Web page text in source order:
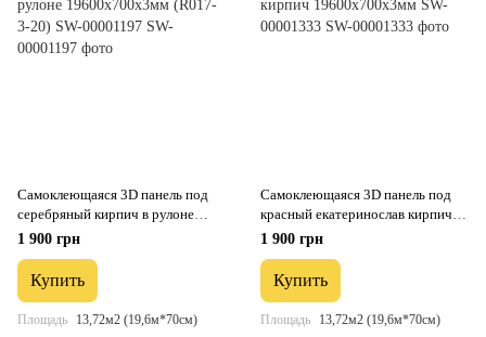
Самоклеющаяся 3D панель под
серебряный кирпич в рулоне
19600x700x3мм (R017-3-20) SW-
1 900 грн
Купить
Площадь 13,72м2 (19,6м*70см)
Самоклеющаяся 3D панель под
красный екатеринослав кирпич
19600x700x3мм SW-00001333
1 900 грн
Купить
Площадь 13,72м2 (19,6м*70см)